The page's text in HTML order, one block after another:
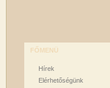
FŐMENÜ
Hírek
Elérhetőségünk